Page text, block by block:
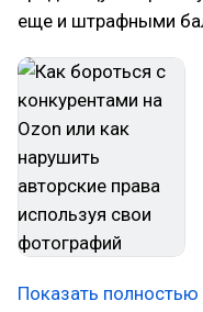
еще и штрафными
Показать полностью